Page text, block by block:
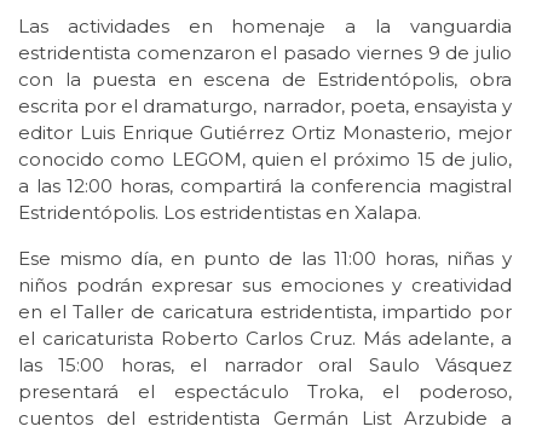
Las actividades en homenaje a la vanguardia
estridentista comenzaron el pasado viernes 9 de julio
con la puesta en escena de Estridentópolis, obra
escrita por el dramaturgo, narrador, poeta, ensayista y
editor Luis Enrique Gutiérrez Ortiz Monasterio, mejor
conocido como LEGOM, quien el próximo 15 de julio,
a las 12:00 horas, compartirá la conferencia magistral
Estridentópolis. Los estridentistas en Xalapa.
Ese mismo día, en punto de las 11:00 horas, niñas y
niños podrán expresar sus emociones y creatividad
en el Taller de caricatura estridentista, impartido por
el caricaturista Roberto Carlos Cruz. Más adelante, a
las 15:00 horas, el narrador oral Saulo Vásquez
presentará el espectáculo Troka, el poderoso,
cuentos del estridentista Germán List Arzubide a